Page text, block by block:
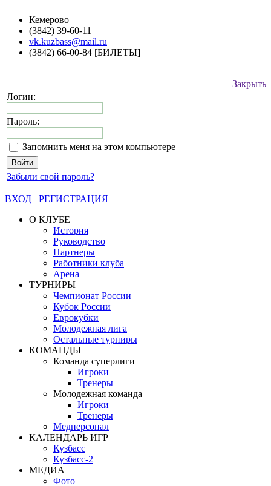
Кемерово
(3842) 39-60-11
vk.kuzbass@mail.ru
(3842) 66-00-84 [БИЛЕТЫ]
Закрыть
Логин:
Пароль:
Запомнить меня на этом компьютере
Забыли свой пароль?
ВХОД
РЕГИСТРАЦИЯ
О КЛУБЕ
История
Руководство
Партнеры
Работники клуба
Арена
ТУРНИРЫ
Чемпионат России
Кубок России
Еврокубки
Молодежная лига
Остальные турниры
КОМАНДЫ
Команда суперлиги
Игроки
Тренеры
Молодежная команда
Игроки
Тренеры
Медперсонал
КАЛЕНДАРЬ ИГР
Кузбасс
Кузбасс-2
МЕДИА
Фото